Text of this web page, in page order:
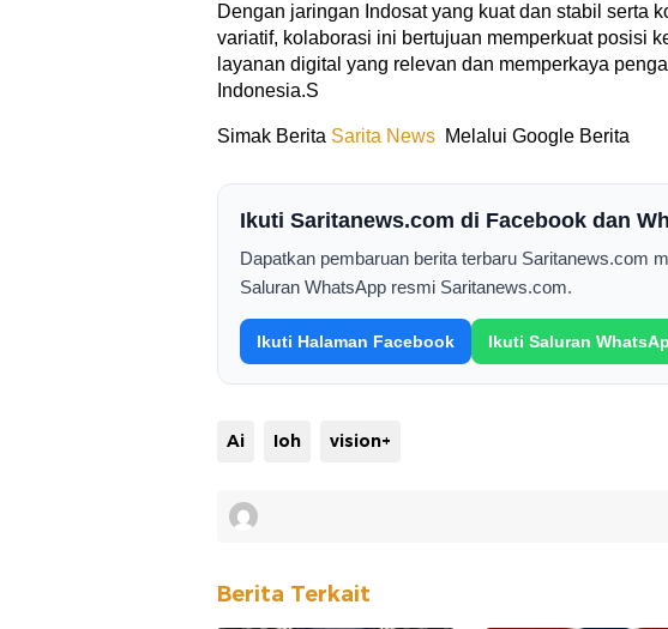
Dengan jaringan Indosat yang kuat dan stabil serta
variatif, kolaborasi ini bertujuan memperkuat posisi
layanan digital yang relevan dan memperkaya
Indonesia.S
Simak Berita Sarita News Melalui Google Berita
Ikuti Saritanews.com di Facebook dan
Dapatkan pembaruan berita terbaru Saritanews.com
Saluran WhatsApp resmi Saritanews.com.
Ikuti Halaman Facebook Ikuti Saluran
Ai Ioh vision+
Berita Terkait